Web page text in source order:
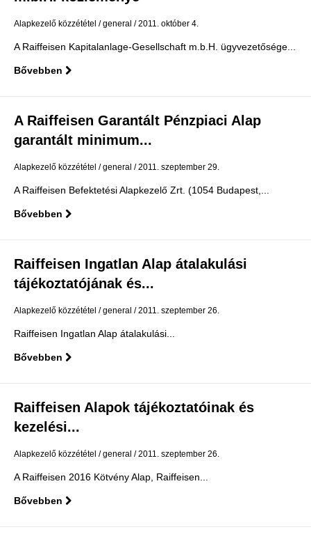
Alapkezelő közzététel general 2011. október 4.
A Raiffeisen Kapitalanlage-Gesellschaft m.b.H. ügyvezetősége...
Bővebben
A Raiffeisen Garantált Pénzpiaci Alap
garantált minimum...
Alapkezelő közzététel general 2011. szeptember 29.
A Raiffeisen Befektetési Alapkezelő Zrt. (1054 Budapest,...
Bővebben
Raiffeisen Ingatlan Alap átalakulási
tájékoztatójának és...
Alapkezelő közzététel general 2011. szeptember 26.
Raiffeisen Ingatlan Alap átalakulási...
Bővebben
Raiffeisen Alapok tájékoztatóinak és
kezelési...
Alapkezelő közzététel general 2011. szeptember 26.
A Raiffeisen 2016 Kötvény Alap, Raiffeisen...
Bővebben